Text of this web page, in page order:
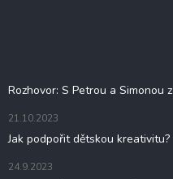
Rozhovor: S Petrou a Simonou
21.10.2023
Jak podpořit dětskou kreativitu?
24.9.2023